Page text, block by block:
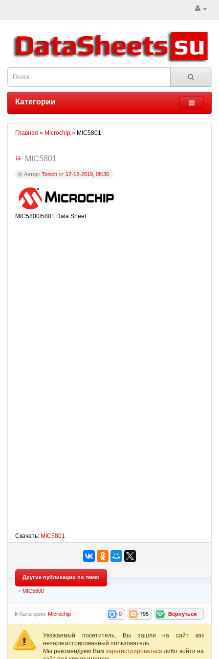
Категории
Главная » Microchip » MIC5801
MIC5801
Автор: Tonich от 17-12-2019, 08:36
MIC5800/5801 Data Sheet
Скачать: MIC5801
Другие публикации по теме:
MIC5800
Вернуться
795
0
Категория: Microchip
Уважаемый посетитель, Вы зашли на сайт как
незарегистрированный пользователь.
Мы рекомендуем Вам зарегистрироватьсялибо войти на